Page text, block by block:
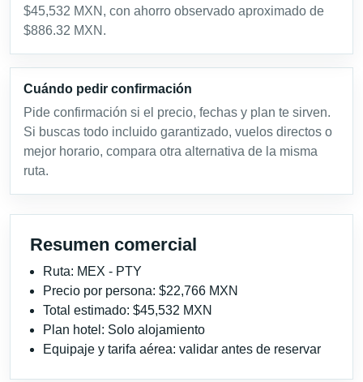
$45,532 MXN, con ahorro observado aproximado de
$886.32 MXN.
Cuándo pedir confirmación
Pide confirmación si el precio, fechas y plan te sirven.
Si buscas todo incluido garantizado, vuelos directos o
mejor horario, compara otra alternativa de la misma
ruta.
Resumen comercial
Ruta: MEX - PTY
Precio por persona: $22,766 MXN
Total estimado: $45,532 MXN
Plan hotel: Solo alojamiento
Equipaje y tarifa aérea: validar antes de reservar